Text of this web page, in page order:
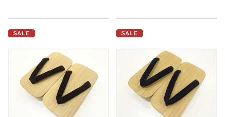
SALE SALE